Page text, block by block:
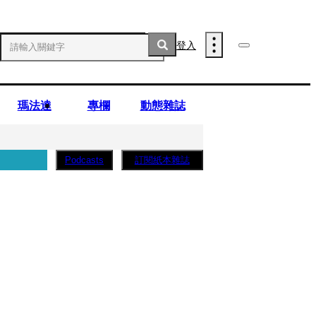
登入
瑪法達 專欄 動態雜誌
Podcasts 訂閱紙本雜誌